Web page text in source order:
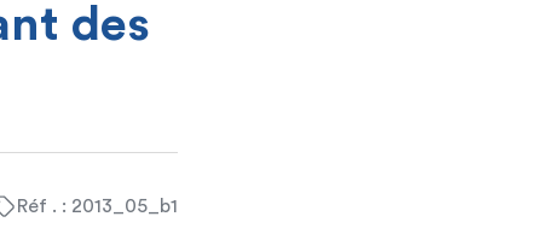
des
Réf . : 2013_05_b1